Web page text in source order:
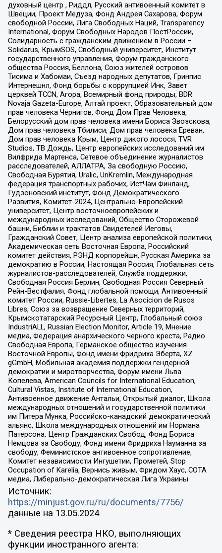
духовный центр , Риддл, Русский антивоенный комитет в
Швеции, Проект Медуза, Фонд Андрея Сахарова, Форум
свободной России, Лига Свободных Наций, Transparеncy
International, Форум Свободных Народов ПостРоссии,
Солидарность с гражданским движением в России –
Solidarus, КрымSOS, Свободный университет, Институт
государственного управления, Форум гражданского
общества Россия, Беллона, Союз жителей островов
Тисима и Хабомаи, Съезд народных депутатов, Гринпис
Интернешнл, Фонд борьбы с коррупцией Инк, Завет
церквей TCCN, Агора, Всемирный фонд природы, BDR
Novaja Gazeta-Europe, Алтай проект, Образовательный дом
прав человека Чернигов, Фонд Дом Прав Человека,
Белорусский дом прав человека имени Бориса Звозскова,
Дом прав человека Тбилиси, Дом прав человека Ереван,
Дом прав человека Крым, Центр дикого лосося, TVR
Studios, ТВ Дождь, Центр европейских исследований им
Вилфрида Мартенса, Сетевое объединение журналистов
расследователей, АЛЛАТРА, За свободную Россию,
Свободная Бурятия, Uralic, UnKremlin, Международная
федерация транспортных рабочих, ИстЧам Финланд,
Гудзоновский институт, Фонд Демократического
Развития, Комитет-2024, Центрально-Европейский
университет, Центр восточноевропейских и
международных исследований, Общество Сторожевой
башни, Библии и трактатов Свидетелей Иеговы,
Гражданский Совет, Центр анализа европейской политики,
Академическая сеть Восточная Европа, Российский
комитет действия, РЭНД корпорейшн, Русская Америка за
демократию в России, Настоящая Россия, Глобальная сеть
журналистов-расследователей, Служба поддержки,
Свободная Россия Берлин, Свободная Россия Северный
Рейн-Вестфалия, Фонд глобальной помощи, Антивоенный
комитет России, Russie-Libertes, La Asocicion de Rusos
Libres, Союз за возвращение Северных территорий,
Крымскотатарский Ресурсный Центр, Глобальный союз
IndustriALL, Russian Election Monitor, Article 19, Мнение
медиа, Федерация анархического черного креста, Радио
Свободная Европа, Германское общество изучения
Восточной Европы, Фонд имени Фридриха Эберта, XZ
gGmbH, Мобильная академия поддержки гендерной
демократии и миротворчества, Форум имени Льва
Копелева, American Councils for International Education,
Cultural Vistas, Institute of International Education,
Антивоенное движение Антальи, Открытый диалог, Школа
международных отношений и государственной политики
им Питера Мунка, Российско-канадский демократический
альянс, Школа международных отношений им Нормана
Патерсона, Центр Гражданских Свобод, Фонд Бориса
Немцова за Свободу, Фонд имени Фридриха Науманна за
свободу, Феминистское антивоенное сопротивление,
Комитет независимости Ингушетии, Прометей, Stop
Occupation of Karelia, Вернись живым, Фридом Хаус, СОТА
медиа, Либерально-демократическая Лига Украины
Источник:
https://minjust.gov.ru/ru/documents/7756/
данные на 13.05.2024
* Сведения реестра НКО, выполняющих
функции иностранного агента: